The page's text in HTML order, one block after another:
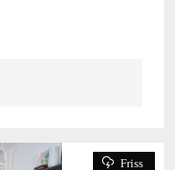
Friss